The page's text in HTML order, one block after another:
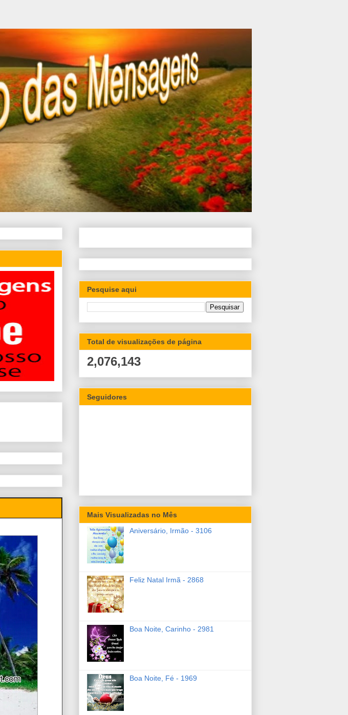
Pesquise aqui
Total de visualizações de página
2,076,143
Seguidores
Mais Visualizadas no Mês
Aniversário, Irmão - 3106
Feliz Natal Irmã - 2868
Boa Noite, Carinho - 2981
Boa Noite, Fé - 1969